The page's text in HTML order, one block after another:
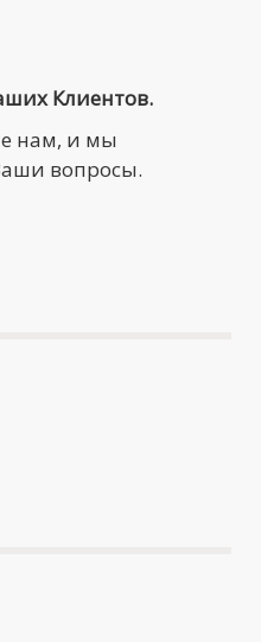
Клиентов.
нам, и мы
вопросы.